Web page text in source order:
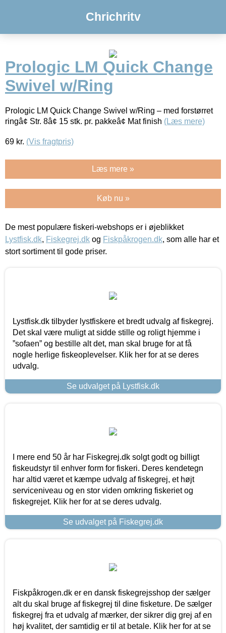
Chrichritv
Prologic LM Quick Change
Swivel w/Ring
Prologic LM Quick Change Swivel w/Ring – med forstørret
ringâ¢ Str. 8â¢ 15 stk. pr. pakkeâ¢ Mat finish (Læs mere)
69 kr. (Vis fragtpris)
Læs mere »
Køb nu »
De mest populære fiskeri-webshops er i øjeblikket
Lystfisk.dk, Fiskegrej.dk og Fiskpåkrogen.dk, som alle har et
stort sortiment til gode priser.
Lystfisk.dk tilbyder lystfiskere et bredt udvalg af fiskegrej.
Det skal være muligt at sidde stille og roligt hjemme i
”sofaen” og bestille alt det, man skal bruge for at få
nogle herlige fiskeoplevelser. Klik her for at se deres
udvalg.
Se udvalget på Lystfisk.dk
I mere end 50 år har Fiskegrej.dk solgt godt og billigt
fiskeudstyr til enhver form for fiskeri. Deres kendetegn
har altid været et kæmpe udvalg af fiskegrej, et højt
serviceniveau og en stor viden omkring fiskeriet og
fiskegrejet. Klik her for at se deres udvalg.
Se udvalget på Fiskegrej.dk
Fiskpåkrogen.dk er en dansk fiskegrejsshop der sælger
alt du skal bruge af fiskegrej til dine fisketure. De sælger
fiskegrej fra et udvalg af mærker, der sikrer dig grej af en
høj kvalitet, der samtidig er til at betale. Klik her for at se